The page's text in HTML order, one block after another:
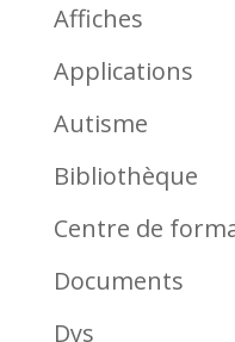
Affiches
Applications
Autisme
Bibliothèque
Centre de
Documents
Dys